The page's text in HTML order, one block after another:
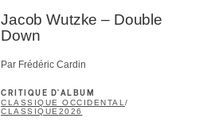
Jacob Wutzke – Double
Down
Par Frédéric Cardin
CRITIQUE D'ALBUM
CLASSIQUE OCCIDENTAL /
CLASSIQUE 2026